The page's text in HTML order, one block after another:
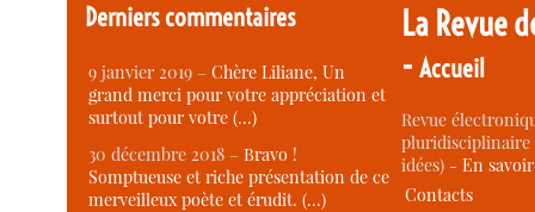
Derniers commentaires
9 janvier 2019 –Chère Liliane, Un
grand merci pour votre appréciation et
surtout pour votre (…)
30 décembre 2018 –Bravo !
Somptueuse et riche présentation de ce
merveilleux poète et érudit. (…)
La Revue
-Accueil
Revue
idées) -En
Contacts